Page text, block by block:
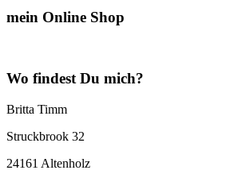
mein Online Shop
Wo findest Du mich?
Britta Timm
Struckbrook 32
24161 Altenholz